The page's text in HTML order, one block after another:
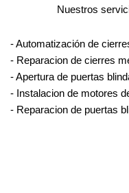
Nuestros servicios
- Automatización de
- Reparacion de cierres
- Apertura de puertas
- Instalacion de motores
- Reparacion de puertas